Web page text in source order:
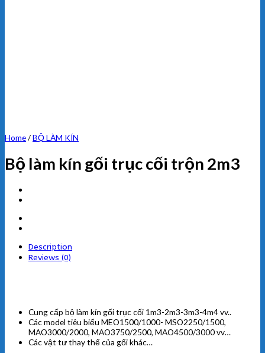
Home/BỘ LÀM KÍN
Bộ làm kín gối trục cối trộn 2m3
Description
Reviews (0)
Cung cấp bộ làm kín gối trục cối 1m3-2m3-3m3-4m4 vv..
Các model tiêu biểu MEO1500/1000- MSO2250/1500,
MAO3000/2000, MAO3750/2500, MAO4500/3000 vv…
Các vật tư thay thế của gối khác…